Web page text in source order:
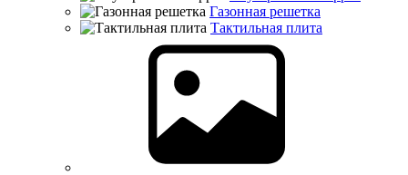
Газонная решетка
Тактильная плита